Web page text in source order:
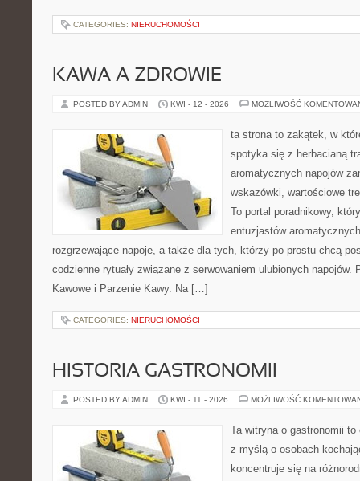
CATEGORIES: NIERUCHOMOŚCI
KAWA A ZDROWIE
POSTED BY ADMIN KWI - 12 - 2026 MOŻLIWOŚĆ
ta strona to zakątek, w
spotyka się z herbacianą
aromatycznych napojów
wskazówki, wartościowe
To portal poradnikowy,
entuzjastów
rozgrzewające napoje, a także dla tych, którzy po prostu chcą
codzienne rytuały związane z serwowaniem ulubionych napojów.
Kawowe i Parzenie Kawy. Na […]
CATEGORIES: NIERUCHOMOŚCI
HISTORIA GASTRONOMII
POSTED BY ADMIN KWI - 11 - 2026 MOŻLIWOŚĆ
Ta witryna o gastronomii
z myślą o osobach
koncentruje się na